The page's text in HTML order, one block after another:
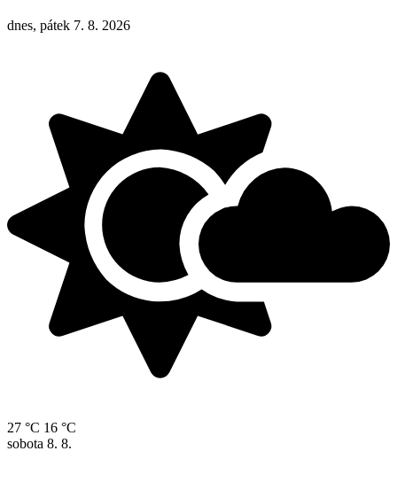
dnes, pátek 7. 8. 2026
27 °C 16 °C
sobota 8. 8.